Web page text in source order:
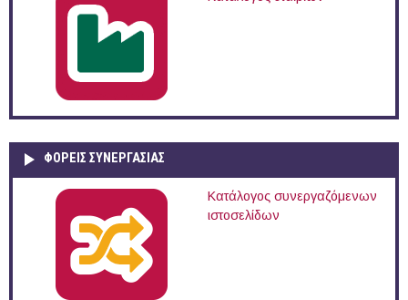
ΦΟΡΕΙΣ ΣΥΝΕΡΓΑΣΙΑΣ
Κατάλογος συνεργαζόμενων
ιστοσελίδων